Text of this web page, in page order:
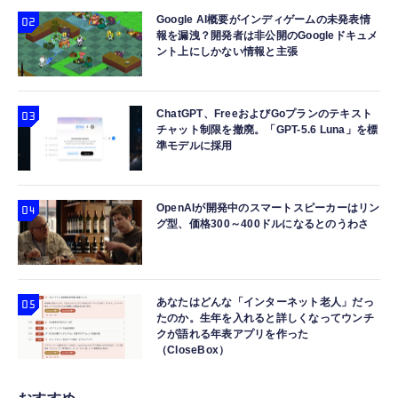
Google AI概要がインディゲームの未発表情
報を漏洩？開発者は非公開のGoogleドキュメ
ント上にしかない情報と主張
ChatGPT、FreeおよびGoプランのテキスト
チャット制限を撤廃。「GPT-5.6 Luna」を標
準モデルに採用
OpenAIが開発中のスマートスピーカーはリン
グ型、価格300～400ドルになるとのうわさ
あなたはどんな「インターネット老人」だっ
たのか。生年を入れると詳しくなってウンチ
クが語れる年表アプリを作った
（CloseBox）